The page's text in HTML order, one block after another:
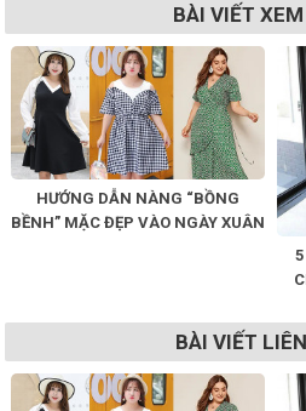
BÀI VIẾT
HƯỚNG DẪN NÀNG “BỒNG
BỀNH” MẶC ĐẸP VÀO NGÀY XUÂN
BÀI VIẾT